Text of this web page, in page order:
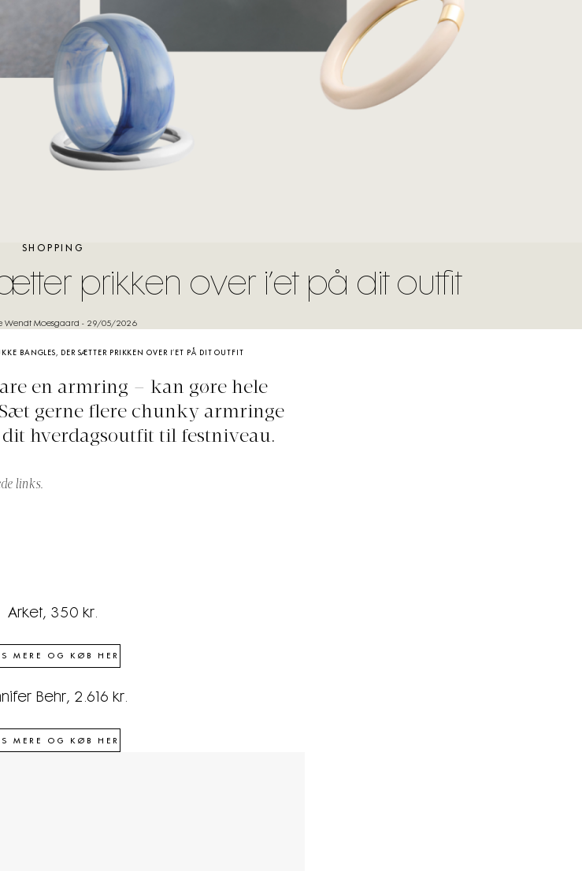
SHOPPING
prikken over i’et på dit outfit
Wendt Moesgaard - 29/05/2026
BANGLES, DER SÆTTER PRIKKEN OVER I’ET PÅ DIT OUTFIT
en armring – kan gøre hele
gerne flere chunky armringe
hverdagsoutfit til festniveau.
links.
Arket, 350 kr.
MERE OG KØB HER
Behr, 2.616 kr.
MERE OG KØB HER